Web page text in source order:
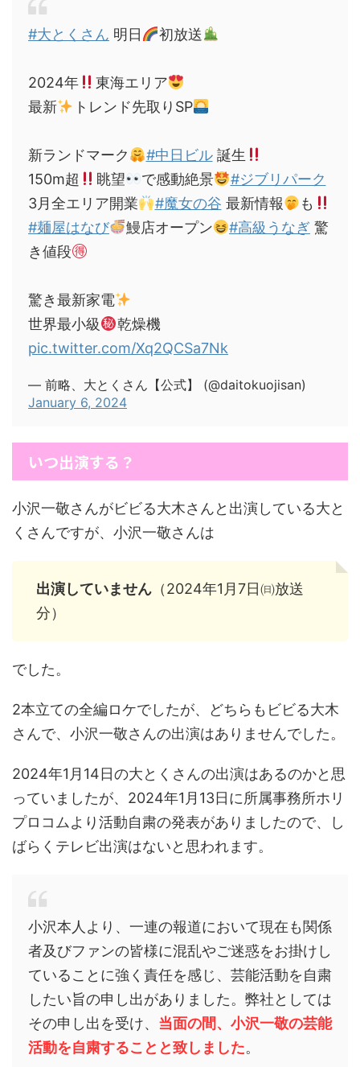
#大とくさん 明日 初放送
2024年
東海エリア
最新
トレンド先取りSP
新ランドマーク #中日ビル誕生
150m超
眺望 で感動絶景
#ジブリパーク
3月全エリア開業
#魔女の谷 最新情報
も
#麺屋はなび
鰻店オープン #高級うなぎ 驚
き値段
驚き最新家電
世界最小級
乾燥機
pic.twitter.com/Xq2QCSa7Nk
— 前略、大とくさん【公式】 (@daitokuojisan)
January 6, 2024
いつ出演する？
小沢一敬さんがビビる大木さんと出演している大と
くさんですが、小沢一敬さんは
出演していません （2024年1月7日㈰放送
分）
でした。
2本立ての全編ロケでしたが、どちらもビビる大木
さんで、小沢一敬さんの出演はありませんでした。
2024年1月14日の大とくさんの出演はあるのかと思
っていましたが、2024年1月13日に所属事務所ホリ
プロコムより活動自粛の発表がありましたので、し
ばらくテレビ出演はないと思われます。
小沢本人より、一連の報道において現在も関係
者及びファンの皆様に混乱やご迷惑をお掛けし
ていることに強く責任を感じ、芸能活動を自粛
したい旨の申し出がありました。弊社としては
その申し出を受け、 当面の間、小沢一敬の芸能
活動を自粛することと致しました。